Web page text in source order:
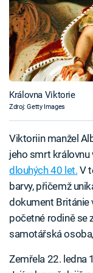
Královna Viktorie
Zdroj: Getty Images
Viktoriin manžel
jeho smrt
dlouhých 40 let. V
barvy, přičemž
dokument Británie
početné rodině se
samotářská
Zemřela 22. ledna